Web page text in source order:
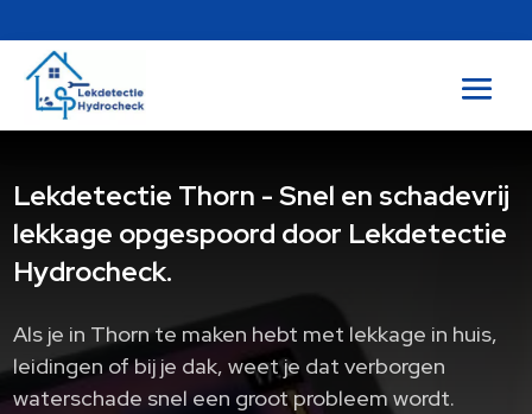
Lekdetectie Thorn - Snel en schadevrij
lekkage opgespoord door Lekdetectie
Hydrocheck.
Als je in Thorn te maken hebt met lekkage in huis,
leidingen of bij je dak, weet je dat verborgen
waterschade snel een groot probleem wordt.